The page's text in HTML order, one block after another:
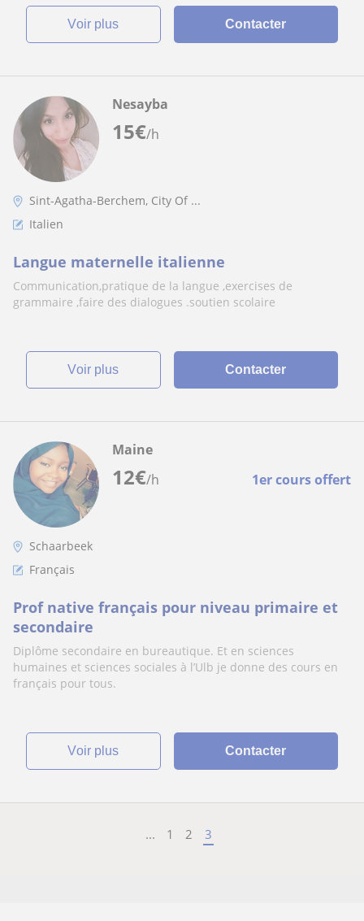
voir plus Contacter
15€/h
Nesayba
Sint-Agatha-Berchem, City Of ...
Italien
Langue maternelle italienne
Communication,pratique de la langue ,exercises de
grammaire ,faire des dialogues .soutien scolaire
voir plus Contacter
12€/h 1er cours offert
Maine
Schaarbeek
Français
Prof native français pour niveau primaire et
secondaire
Diplôme secondaire en bureautique. Et en sciences
humaines et sciences sociales à l’Ulb je donne des cours en
français pour tous.
voir plus Contacter
... 1 2 3